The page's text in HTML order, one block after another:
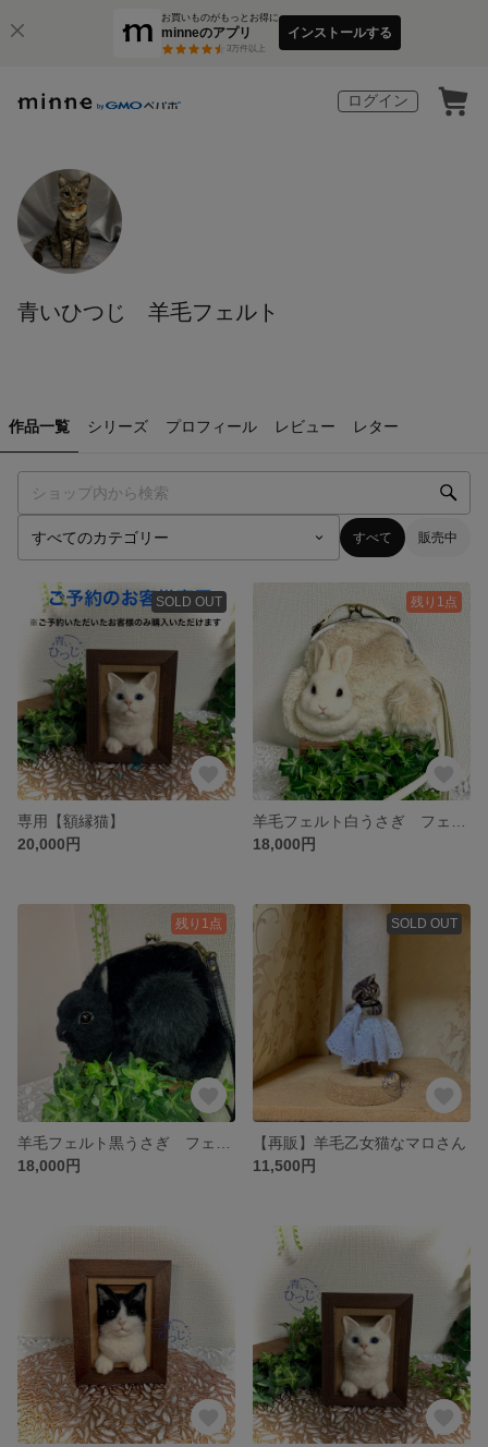
お買いものがもっとお得に
minneのアプリ
3万件以上
インストールする
ログイン
青いひつじ 羊毛フェルト
作品一覧 シリーズ プロフィール レビュー レター
すべて 販売中
SOLD OUT
専用【額縁猫】
20,000円
残り1点
18,000円
残り1点
18,000円
SOLD OUT
【再販】羊毛乙女猫なマロさん
11,500円